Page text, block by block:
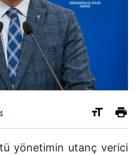
yönetimin utanç verici